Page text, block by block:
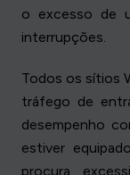
o excesso de
interrupções.
Todos os sítios
tráfego de
desempenho
estiver
procura